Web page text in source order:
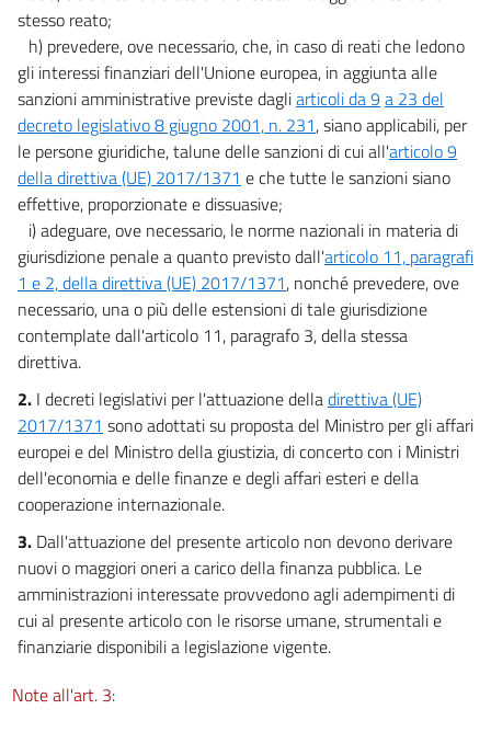
stesso reato;
h) prevedere, ove necessario, che, in caso di reati che ledono
gli interessi finanziari dell'Unione europea, in aggiunta alle
sanzioni amministrative previste dagliarticoli da 9 a 23 del
decreto legislativo 8 giugno 2001, n. 231, siano applicabili, per
le persone giuridiche, talune delle sanzioni di cui all'articolo 9
della direttiva (UE) 2017/1371 e che tutte le sanzioni siano
effettive, proporzionate e dissuasive;
i) adeguare, ove necessario, le norme nazionali in materia di
giurisdizione penale a quanto previsto dall'articolo 11, paragrafi
1 e 2, della direttiva (UE) 2017/1371, nonché prevedere, ove
necessario, una o più delle estensioni di tale giurisdizione
contemplate dall'articolo 11, paragrafo 3, della stessa
direttiva.
2. I decreti legislativi per l'attuazione delladirettiva (UE)
2017/1371 sono adottati su proposta del Ministro per gli affari
europei e del Ministro della giustizia, di concerto con i Ministri
dell'economia e delle finanze e degli affari esteri e della
cooperazione internazionale.
3. Dall'attuazione del presente articolo non devono derivare
nuovi o maggiori oneri a carico della finanza pubblica. Le
amministrazioni interessate provvedono agli adempimenti di
cui al presente articolo con le risorse umane, strumentali e
finanziarie disponibili a legislazione vigente.
Note all'art. 3: